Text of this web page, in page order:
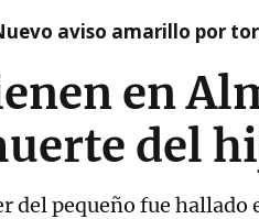
aviso amarillo por
en
del
del pequeño fue